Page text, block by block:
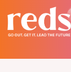
para
conteúdo